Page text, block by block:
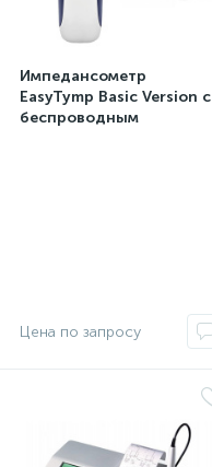
Импедансометр
EasyTymp Basic Version с
беспроводным
Цена по запросу